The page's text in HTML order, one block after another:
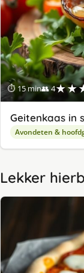
⏱ 15 min👥 4
Geitenkaas in
Avondeten &
Lekker